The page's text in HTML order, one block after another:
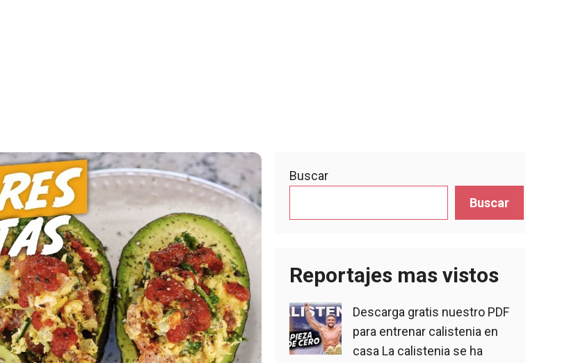
Buscar
Buscar
Reportajes mas vistos
Descarga gratis nuestro PDF
para entrenar calistenia en
casa La calistenia se ha